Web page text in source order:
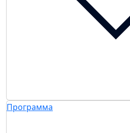
Программа